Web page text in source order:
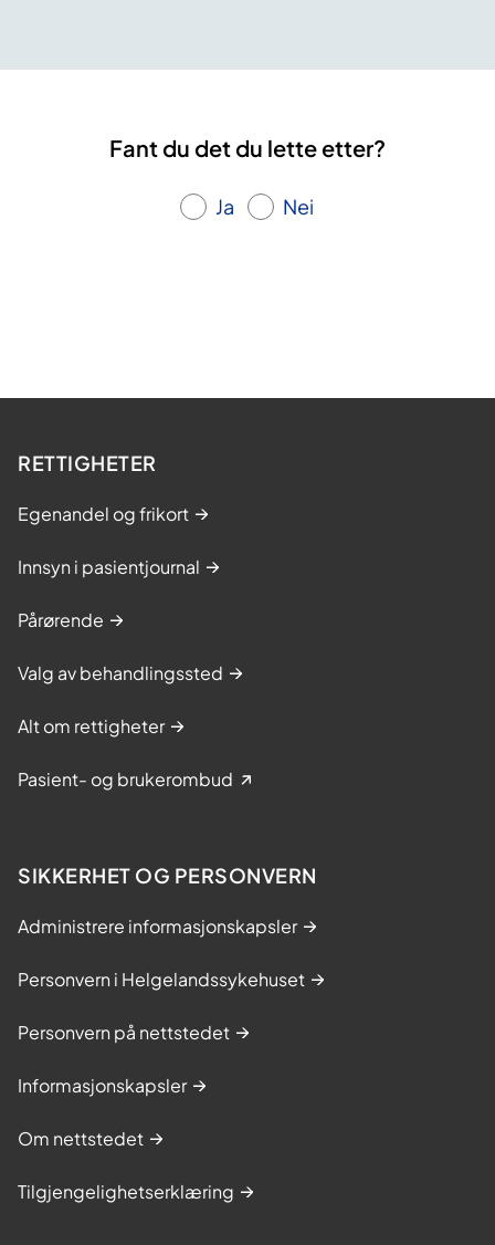
Fant du det du lette etter?
Ja Nei
RETTIGHETER
Egenandel og frikort
Innsyn i pasientjournal
Pårørende
Valg av behandlingssted
Alt om rettigheter
Pasient- og brukerombud
SIKKERHET OG PERSONVERN
Administrere informasjonskapsler
Personvern i Helgelandssykehuset
Personvern på nettstedet
Informasjonskapsler
Om nettstedet
Tilgjengelighetserklæring